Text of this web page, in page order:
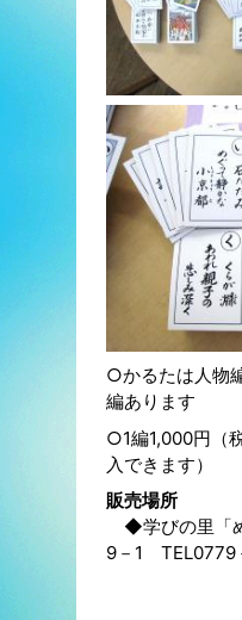
○かるたは人物
編あります
○1編1,000円（
入できます）
販売場所
◆学びの里「
9－1 TEL0779